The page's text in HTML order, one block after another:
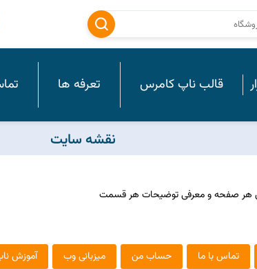
قالب ناپ کامرس تعرفه ها
نقشه سایت
هر صفحه و معرفی توضیحات هر قسمت
تماس با ما حساب من میزبانی وب آموزش